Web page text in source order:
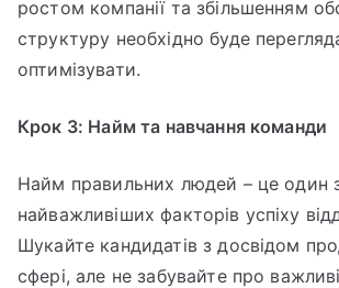
ростом компанії та збільшенням
структуру необхідно буде
оптимізувати.
Крок 3: Найм та навчання команди
Найм правильних людей – це один
найважливіших факторів успіху
Шукайте кандидатів з досвідом
сфері, але не забувайте про